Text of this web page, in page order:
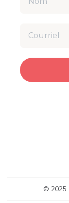
© 2025